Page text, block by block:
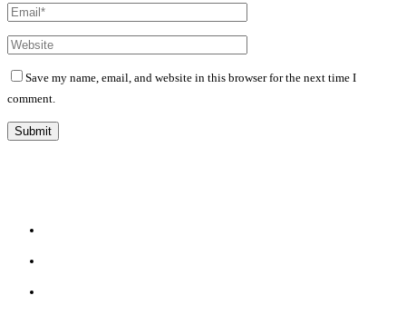
Save my name, email, and website in this browser for the next time I
comment.